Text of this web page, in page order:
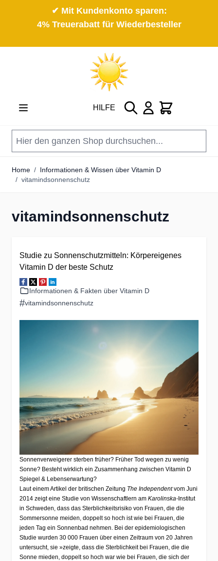
✔ Mit Kundenkonto sparen:
4% Treuerabatt für Wiederbesteller
HILFE Suche Cart
Home / Informationen & Wissen über Vitamin D
/ vitamindsonnenschutz
vitamindsonnenschutz
Studie zu Sonnenschutzmitteln: Körpereigenes
Vitamin D der beste Schutz
Informationen & Fakten über Vitamin D
#vitamindsonnenschutz
Sonnenverweigerer sterben früher? Früher Tod wegen zu wenig
Sonne? Besteht wirklich ein Zusammenhang zwischen Vitamin D
Spiegel & Lebenserwartung?
Laut einem Artikel der britischen Zeitung The Independentvom Juni
2014 zeigt eine Studie von Wissenschaftlern am Karolinska- Institut
in Schweden, dass das Sterblichkeitsrisiko von Frauen, die die
Sommersonne meiden, doppelt so hoch ist wie bei Frauen, die
jeden Tag ein Sonnenbad nehmen. Bei der epidemiologischen
Studie wurden 30 000 Frauen über einen Zeitraum von 20 Jahren
untersucht, sie »zeigte, dass die Sterblichkeit bei Frauen, die die
Sonne mieden, doppelt so hoch war wie bei Frauen, die sich der